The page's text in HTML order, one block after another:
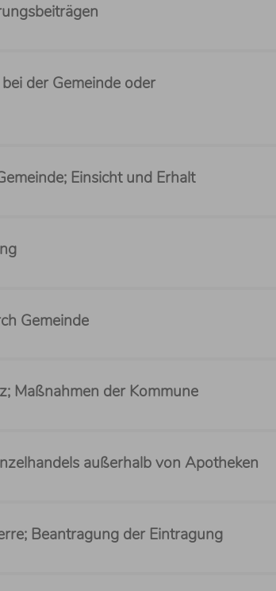
der Gemeinde oder
Einsicht und Erhalt
Gemeinde
Maßnahmen der Kommune
außerhalb von Apotheken
Beantragung der Eintragung